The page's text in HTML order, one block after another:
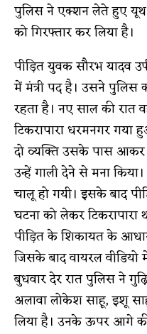
पुलिस ने एक्शन लेते हुए यूथ
को गिरफ्तार कर लिया है।
पीड़ित युवक सौरभ यादव
में मंत्री पद है। उसने पुलिस
रहता है। नए साल की रात
टिकरापारा धरमनगर गया
दो व्यक्ति उसके पास
उन्हें गाली देने से मना
चालू हो गयी। इसके बाद
घटना को लेकर टिकरापारा
पीड़ित के शिकायत के
जिसके बाद वायरल
बुधवार देर रात पुलिस ने
अलावा लोकेश साहू, इशू
लिया है। उनके ऊपर आगे की